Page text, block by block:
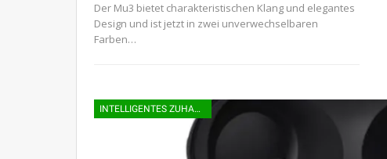
Der Mu3 bietet charakteristischen Klang und elegantes
Design und ist jetzt in zwei unverwechselbaren
Farben…
INTELLIGENTES ZUHAUSE